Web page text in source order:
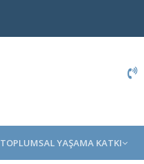
TOPLUMSAL YAŞAMA KATKI